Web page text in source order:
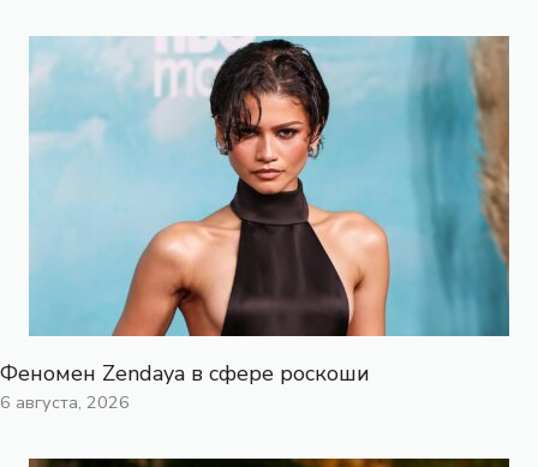
Феномен Zendaya в сфере роскоши
6 августа, 2026